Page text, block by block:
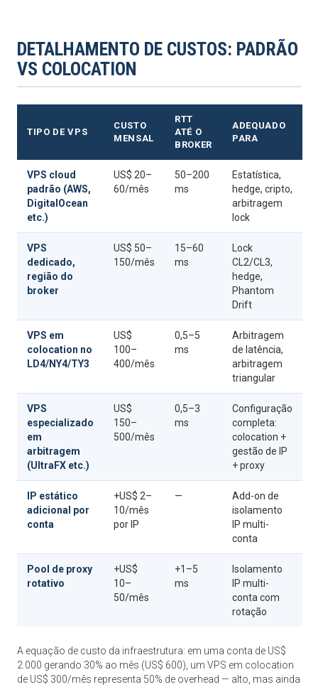
DETALHAMENTO DE CUSTOS: PADRÃO
VS COLOCATION
TIPO DE VPS
CUSTO
MENSAL
RTT
ATÉ O
BROKER
ADEQUADO
PARA
VPS cloud
padrão (AWS,
DigitalOcean
etc.)
US$ 20–
60/mês
50–200
ms
Estatística,
hedge, cripto,
arbitragem
lock
VPS
dedicado,
região do
broker
US$ 50–
150/mês
15–60
ms
Lock
CL2/CL3,
hedge,
Phantom
Drift
VPS em
colocation no
LD4/NY4/TY3
US$
100–
400/mês
0,5–5
ms
Arbitragem
de latência,
arbitragem
triangular
VPS
especializado
em
arbitragem
(UltraFX etc.)
US$
150–
500/mês
0,5–3
ms
Configuração
completa:
colocation +
gestão de IP
+ proxy
IP estático
adicional por
conta
+US$ 2–
10/mês
por IP
—
Add-on de
isolamento
IP multi-
conta
Pool de proxy
rotativo
+US$
10–
50/mês
+1–5
ms
Isolamento
IP multi-
conta com
rotação
A equação de custo da infraestrutura: em uma conta de US$
2.000 gerando 30% ao mês (US$ 600), um VPS em colocation
de US$ 300/mês representa 50% de overhead — alto, mas ainda